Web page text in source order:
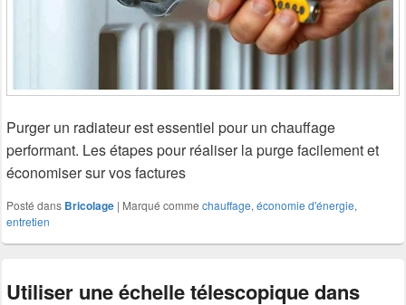
Purger un radiateur est essentiel pour un chauffage
performant. Les étapes pour réaliser la purge facilement et
économiser sur vos factures
Posté dans Bricolage | Marqué comme chauffage, économie d'énergie,
entretien
Utiliser une échelle télescopique dans